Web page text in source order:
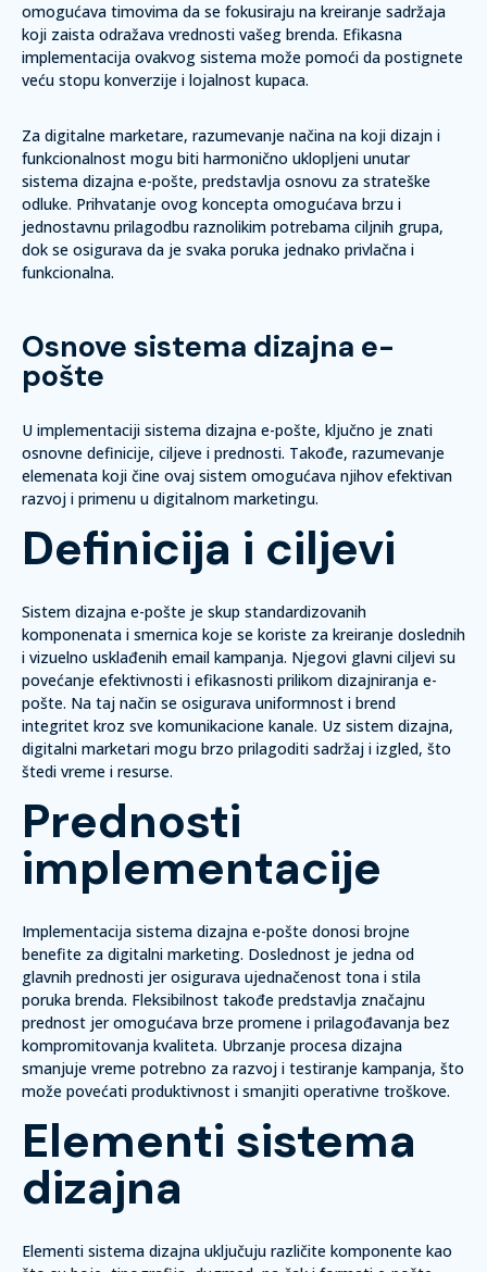
omogućava timovima da se fokusiraju na kreiranje sadržaja
koji zaista odražava vrednosti vašeg brenda. Efikasna
implementacija ovakvog sistema može pomoći da postignete
veću stopu konverzije i lojalnost kupaca.
Za digitalne marketare, razumevanje načina na koji dizajn i
funkcionalnost mogu biti harmonično uklopljeni unutar
sistema dizajna e-pošte, predstavlja osnovu za strateške
odluke. Prihvatanje ovog koncepta omogućava brzu i
jednostavnu prilagodbu raznolikim potrebama ciljnih grupa,
dok se osigurava da je svaka poruka jednako privlačna i
funkcionalna.
Osnove sistema dizajna e-
pošte
U implementaciji sistema dizajna e-pošte, ključno je znati
osnovne definicije, ciljeve i prednosti. Takođe, razumevanje
elemenata koji čine ovaj sistem omogućava njihov efektivan
razvoj i primenu u digitalnom marketingu.
Definicija i ciljevi
Sistem dizajna e-pošte je skup standardizovanih
komponenata i smernica koje se koriste za kreiranje doslednih
i vizuelno usklađenih email kampanja. Njegovi glavni ciljevi su
povećanje efektivnosti i efikasnosti prilikom dizajniranja e-
pošte. Na taj način se osigurava uniformnost i brend
integritet kroz sve komunikacione kanale. Uz sistem dizajna,
digitalni marketari mogu brzo prilagoditi sadržaj i izgled, što
štedi vreme i resurse.
Prednosti
implementacije
Implementacija sistema dizajna e-pošte donosi brojne
benefite za digitalni marketing. Doslednost je jedna od
glavnih prednosti jer osigurava ujednačenost tona i stila
poruka brenda. Fleksibilnost takođe predstavlja značajnu
prednost jer omogućava brze promene i prilagođavanja bez
kompromitovanja kvaliteta. Ubrzanje procesa dizajna
smanjuje vreme potrebno za razvoj i testiranje kampanja, što
može povećati produktivnost i smanjiti operativne troškove.
Elementi sistema
dizajna
Elementi sistema dizajna uključuju različite komponente kao